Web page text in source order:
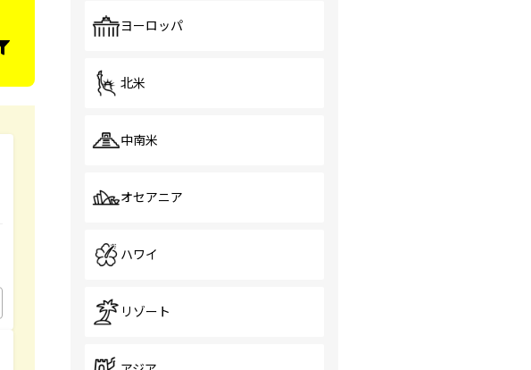
ヨーロッパ
北米
中南米
オセアニア
ハワイ
リゾート